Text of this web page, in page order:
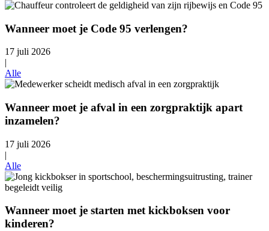
Wanneer moet je Code 95 verlengen?
17 juli 2026
|
Alle
Wanneer moet je afval in een zorgpraktijk apart
inzamelen?
17 juli 2026
|
Alle
Wanneer moet je starten met kickboksen voor
kinderen?